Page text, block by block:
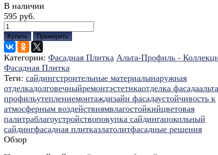
В наличии
595 руб.
Купить Примерить
Категории: Фасадная Плитка Альта-Профиль -
Фасадная Плитка
Теги: сайдингстроительные материалынаружная
отделкадолговечныйремонтэстетикаотделка фасада
профильутеплениемонтаждизайн фасадаустойчивость к
атмосферным воздействиямвлагостойкийцветовая
палитраблагоустройствопокупка сайдингацокольный
сайдингфасадная плитказлатолитфасадные решения
Обзор